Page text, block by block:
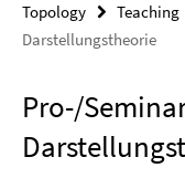
Topology
Teaching
Darstellungstheorie
Pro-/